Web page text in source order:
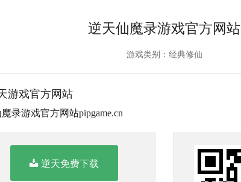
逆天仙魔录游戏官方网站
游戏类别：经典修仙
游戏官方网站
录游戏官方网站pipgame.cn
逆天免费下载